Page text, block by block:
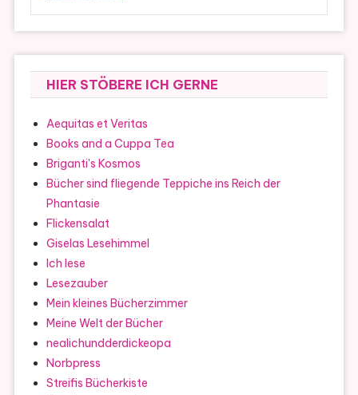
HIER STÖBERE ICH GERNE
Aequitas et Veritas
Books and a Cuppa Tea
Briganti's Kosmos
Bücher sind fliegende Teppiche ins Reich der
Phantasie
Flickensalat
Giselas Lesehimmel
Ich lese
Lesezauber
Mein kleines Bücherzimmer
Meine Welt der Bücher
nealichundderdickeopa
Norbpress
Streifis Bücherkiste